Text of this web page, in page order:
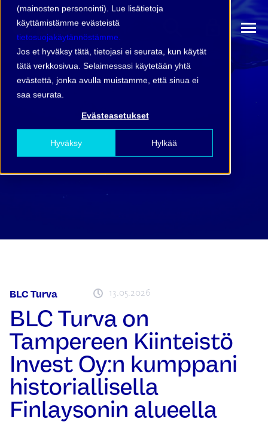
(mainosten personointi). Lue lisätietoja
käyttämistämme evästeistä
tietosuojakäytännöstämme.
Jos et hyväksy tätä, tietojasi ei seurata, kun käytät
tätä verkkosivua. Selaimessasi käytetään yhtä
evästettä, jonka avulla muistamme, että sinua ei
saa seurata.
Evästeasetukset
Hyväksy Hylkää
BLC Turva 13.05.2026
BLC Turva on
Tampereen Kiinteistö
Invest Oy:n kumppani
historiallisella
Finlaysonin alueella